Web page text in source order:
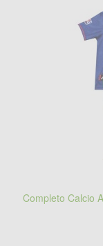
Completo Calcio